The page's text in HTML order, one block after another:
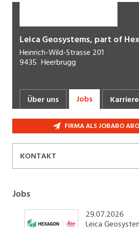
Leica Geosystems, part of
Heinrich-Wild-Strasse 201
9435 Heerbrugg
Über uns Jobs Karriere
FIRMA ALS JOBABO
KONTAKT
Jobs
29.07.2026